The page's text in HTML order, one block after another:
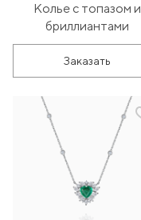
Колье с топазом и
бриллиантами
Заказать